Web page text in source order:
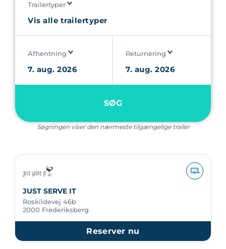
Trailertyper
Afhentning Returnering
SØG
Søgningen viser den nærmeste tilgængelige trailer
JUST SERVE IT
Roskildevej 46b
2000 Frederiksberg
Reserver nu